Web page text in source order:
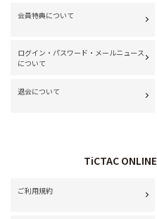
会員特典について
ログイン・パスワード・メールニュース
について
退会について
TiCTAC
ご利用規約